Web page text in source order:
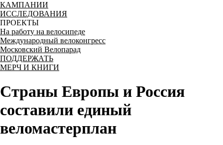
КАМПАНИИ
ИССЛЕДОВАНИЯ
ПРОЕКТЫ
На работу на велосипеде
Международный велоконгресс
Московский Велопарад
ПОДДЕРЖАТЬ
МЕРЧ И КНИГИ
Страны Европы и Россия
составили единый
веломастерплан